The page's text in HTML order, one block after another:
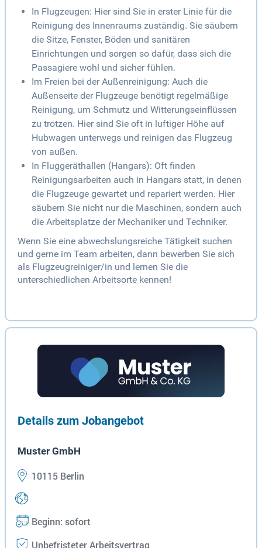
In Flugzeugen: Hier sind Sie in erster Linie für die
Reinigung des Innenraums zuständig. Sie säubern
die Sitze, Fenster, Böden und sanitären
Einrichtungen und sorgen so dafür, dass sich die
Passagiere wohl und sicher fühlen.
Im Freien bei der Außenreinigung: Auch die
Außenseite der Flugzeuge benötigt regelmäßige
Reinigung, um Schmutz und Witterungseinflüssen
zu trotzen. Hier sind Sie oft in luftiger Höhe auf
Hubwagen unterwegs und reinigen das Flugzeug
von außen.
In Fluggeräthallen (Hangars): Oft finden
Reinigungsarbeiten auch in Hangars statt, in denen
die Flugzeuge gewartet und repariert werden. Hier
säubern Sie nicht nur die Maschinen, sondern auch
die Arbeitsplatze der Mechaniker und Techniker.
Wenn Sie eine abwechslungsreiche Tätigkeit suchen
und gerne im Team arbeiten, dann bewerben Sie sich
als Flugzeugreiniger/in und lernen Sie die
unterschiedlichen Arbeitsorte kennen!
Details zum Jobangebot
Muster GmbH
10115 Berlin
Beginn: sofort
Unbefristeter Arbeitsvertrag